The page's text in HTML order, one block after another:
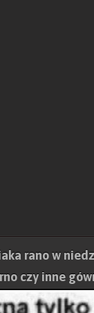
rano w
czy inne